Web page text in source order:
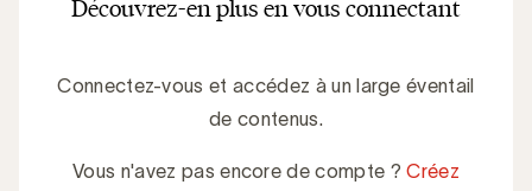
Découvrez-en plus en vous connectant
Connectez-vous et accédez à un large éventail
de contenus.
Vous n'avez pas encore de compte ?Créez